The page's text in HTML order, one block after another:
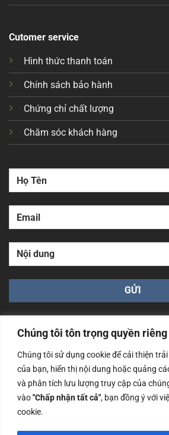
Chúng tôi tôn trọng quyền
Chúng tôi sử dụng cookie để cải thiện
của bạn, hiển thị nội dung hoặc quảng
và phân tích lưu lượng truy cập của
vào"Chấp nhận tất cả", bạn đồng ý với
cookie.
Cutomer service
Hình thức thanh toán
Chính sách bảo hành
Chứng chỉ chất lượng
Chăm sóc khách hàng
Công ty TNHH Nam Bình Xương - Số
cấp ngày 14/06/2019 bởi Sở Kế
Nội
Copyrights @2023 Nam Binh Xuong.